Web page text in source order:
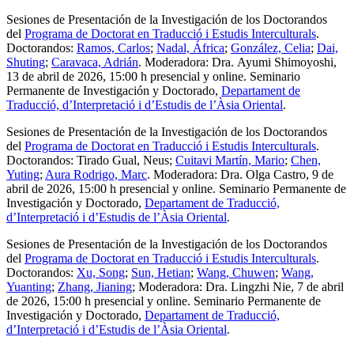
Sesiones de Presentación de la Investigación de los Doctorandos
del Programa de Doctorat en Traducció i Estudis Interculturals.
Doctorandos: Ramos, Carlos; Nadal, África; González, Celia; Dai,
Shuting; Caravaca, Adrián. Moderadora: Dra. Ayumi Shimoyoshi,
13 de abril de 2026, 15:00 h presencial y online. Seminario
Permanente de Investigación y Doctorado, Departament de
Traducció, d’Interpretació i d’Estudis de l’Àsia Oriental.
Sesiones de Presentación de la Investigación de los Doctorandos
del Programa de Doctorat en Traducció i Estudis Interculturals.
Doctorandos: Tirado Gual, Neus; Cuitavi Martín, Mario; Chen,
Yuting; Aura Rodrigo, Marc. Moderadora: Dra. Olga Castro, 9 de
abril de 2026, 15:00 h presencial y online. Seminario Permanente de
Investigación y Doctorado, Departament de Traducció,
d’Interpretació i d’Estudis de l’Àsia Oriental.
Sesiones de Presentación de la Investigación de los Doctorandos
del Programa de Doctorat en Traducció i Estudis Interculturals.
Doctorandos: Xu, Song; Sun, Hetian; Wang, Chuwen; Wang,
Yuanting; Zhang, Jianing; Moderadora: Dra. Lingzhi Nie, 7 de abril
de 2026, 15:00 h presencial y online. Seminario Permanente de
Investigación y Doctorado, Departament de Traducció,
d’Interpretació i d’Estudis de l’Àsia Oriental.